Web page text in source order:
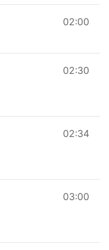
02:00
02:30
02:34
03:00